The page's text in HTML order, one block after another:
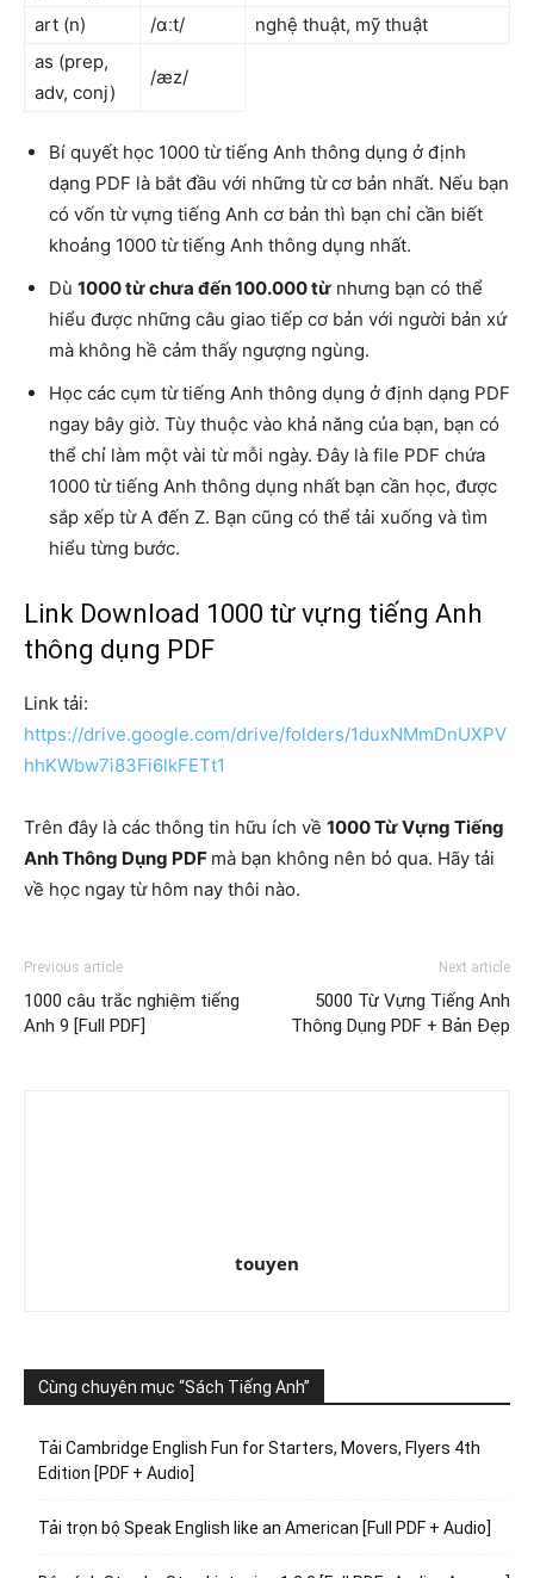
art (n) /ɑːt/
nghệ thuật, mỹ thuật
as (prep,
adv, conj)
/æz/
Bí quyết học 1000 từ tiếng Anh thông dụng ở định
dạng PDF là bắt đầu với những từ cơ bản nhất. Nếu bạn
có vốn từ vựng tiếng Anh cơ bản thì bạn chỉ cần biết
khoảng 1000 từ tiếng Anh thông dụng nhất.
Dù 1000 từ chưa đến 100.000 từ nhưng bạn có thể
hiểu được những câu giao tiếp cơ bản với người bản xứ
mà không hề cảm thấy ngượng ngùng.
Học các cụm từ tiếng Anh thông dụng ở định dạng PDF
ngay bây giờ. Tùy thuộc vào khả năng của bạn, bạn có
thể chỉ làm một vài từ mỗi ngày. Đây là file PDF chứa
1000 từ tiếng Anh thông dụng nhất bạn cần học, được
sắp xếp từ A đến Z. Bạn cũng có thể tải xuống và tìm
hiểu từng bước.
Link Download 1000 từ vựng tiếng Anh
thông dụng PDF
Link tải:
https://drive.google.com/drive/folders/1duxNMmDnUXPV
hhKWbw7i83Fi6lkFETt1
Trên đây là các thông tin hữu ích về 1000 Từ Vựng Tiếng
Anh Thông Dụng PDF mà bạn không nên bỏ qua. Hãy tải
về học ngay từ hôm nay thôi nào.
Previous article
1000 câu trắc nghiệm tiếng
Anh 9 [Full PDF]
Next article
5000 Từ Vựng Tiếng Anh
Thông Dụng PDF + Bản Đẹp
touyen
Cùng chuyên mục “Sách Tiếng Anh”
Tải Cambridge English Fun for Starters, Movers, Flyers 4th
Edition [PDF + Audio]
Tải trọn bộ Speak English like an American [Full PDF + Audio]